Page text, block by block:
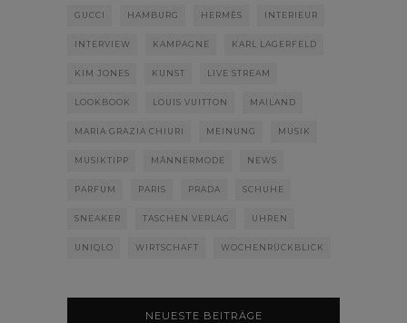
GUCCI HAMBURG HERMÈS INTERIEUR
INTERVIEW KAMPAGNE KARL LAGERFELD
KIM JONES KUNST LIVE STREAM
LOOKBOOK LOUIS VUITTON MAILAND
MARIA GRAZIA CHIURI MEINUNG MUSIK
MUSIKTIPP MÄNNERMODE NEWS
PARFUM PARIS PRADA SCHUHE
SNEAKER TASCHEN VERLAG UHREN
UNIQLO WIRTSCHAFT WOCHENRÜCKBLICK
NEUESTE BEITRÄGE